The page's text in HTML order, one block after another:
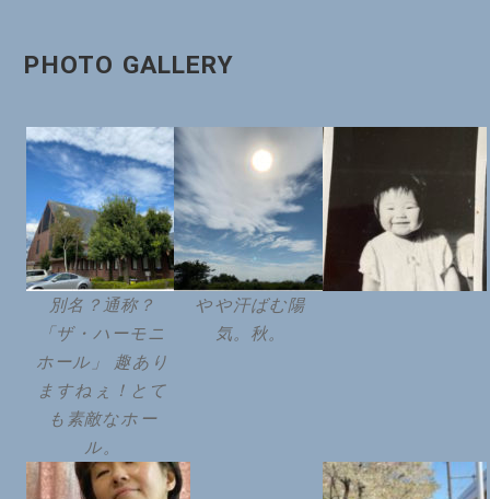
PHOTO GALLERY
別名？通称？
「ザ・ハーモニ
ホール」 趣あり
ますねぇ！とて
も素敵なホー
ル。
やや汗ばむ陽
気。秋。